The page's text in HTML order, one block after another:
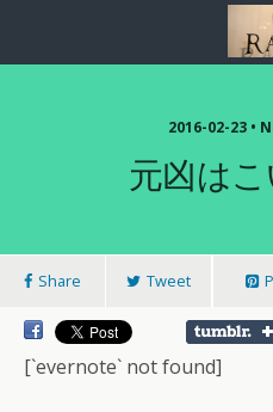
2016-02-23 •
元凶は
Share Tweet
[`evernote` not found]